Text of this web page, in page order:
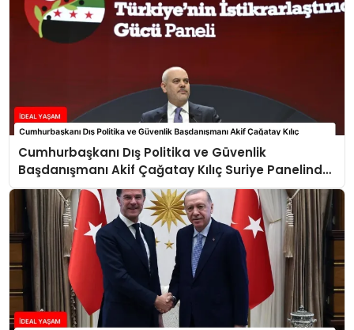
Cumhurbaşkanı Dış Politika ve Güvenlik
Başdanışmanı Akif Çağatay Kılıç Suriye Panelinde
Konuştu